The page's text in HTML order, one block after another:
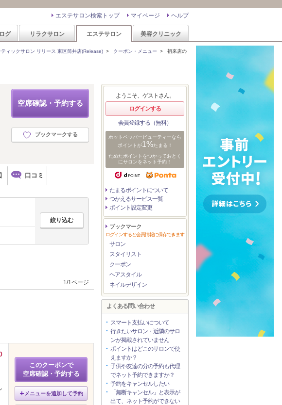
ヘルプ
マイページ
エステサロン検索トップ
グ リラクサロン エステサロン 美容クリニック
ティックサロン リリース 東区筒井店(Release) > クーポン・メニュー > 初来店の
空席確認・予約する
ブックマークする
口コミ
1/1ページ
このクーポンで
空席確認・予約する
メニューを追加して予約
ようこそ、ゲストさん。
ログインする
会員登録する（無料）
ホットペッパービューティーなら
ポイントが1%たまる！
ためたポイントをつかっておとく
にサロンをネット予約！
たまるポイントについて
つかえるサービス一覧
ポイント設定変更
ブックマーク
ログインすると会員情報に保存できます
サロン
スタイリスト
クーポン
ヘアスタイル
ネイルデザイン
よくある問い合わせ
スマート支払いについて
行きたいサロン・近隣のサロ
ンが掲載されていません
ポイントはどこのサロンで使
えますか？
子供や友達の分の予約も代理
でネット予約できますか？
予約をキャンセルしたい
「無断キャンセル」と表示が
出て、ネット予約ができない